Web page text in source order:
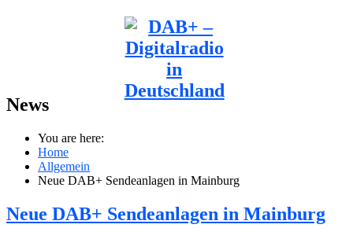
News
You are here:
Home
Allgemein
Neue DAB+ Sendeanlagen in Mainburg
Neue DAB+ Sendeanlagen in Mainburg